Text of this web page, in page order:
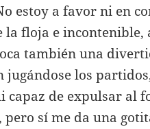
estoy a favor ni en
floja e incontenible,
también una
jugándose los
capaz de expulsar al
sí me da una